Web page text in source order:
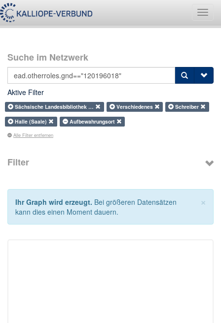
Suche im Netzwerk
Aktive Filter
Sächsische Landesbibliothek … Verschiedenes
Schreiber
Halle (Saale)
Aufbewahrungsort
Alle Filter entfernen
Filter
×
Ihr Graph wird erzeugt. Bei größeren Datensätzen
kann dies einen Moment dauern.